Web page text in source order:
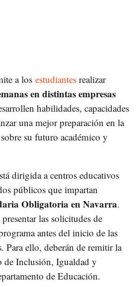
a los estudiantes realizar
en distintas empresas
habilidades, capacidades
una mejor preparación en la
su futuro académico y
dirigida a centros educativos
públicos que impartan
Obligatoria en Navarra.
las solicitudes de
antes del inicio de las
Para ello, deberán de remitir la
de Inclusión, Igualdad y
de Educación.